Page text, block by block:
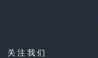
关 注 我 们